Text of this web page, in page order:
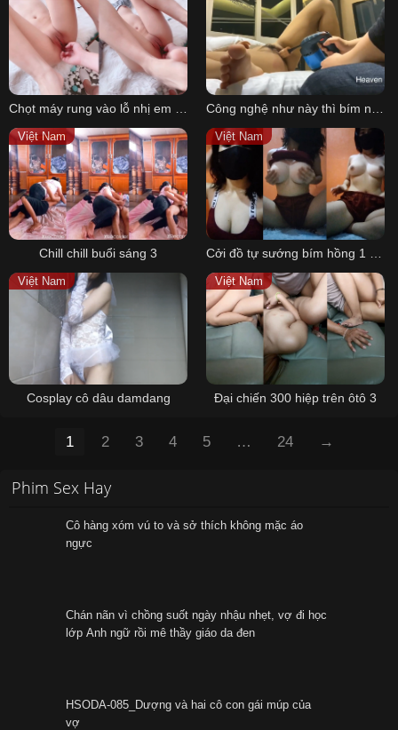
Việt Nam
Chill chill buổi sáng 3
Việt Nam
Việt Nam
Cosplay cô dâu damdang
Việt Nam
Đại chiến 300 hiệp trên ôtô 3
1 2 3 4 5 … 24 →
Phim Sex Hay
Cô hàng xóm vú to và sở thích không mặc áo
ngực
Chán nãn vì chồng suốt ngày nhậu nhẹt, vợ đi học
lớp Anh ngữ rồi mê thầy giáo da đen
HSODA-085_Dượng và hai cô con gái múp của
vợ